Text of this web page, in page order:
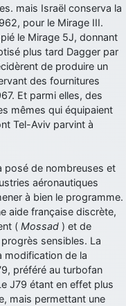
lycées militaires
pas faire de mal !
après une prépa
temps devant toi
de première
je savoir que faire après
de l'armée de l'air?
nous aimerions avoir
de l'air de la haute -volta
les pieds, j’avoue
on… Merci à toi.
accessoires de personne
mais ça devrait aller
mais Israël conserva la
pour le Mirage III.
le Mirage 5J, donnant
plus tard Dagger par
de produire un
des fournitures
Et parmi elles, des
mêmes qui équipaient
Tel-Aviv parvint à
posé de nombreuses et
aéronautiques
à bien le programme.
aide française discrète,
( Mossad ) et de
sensibles. La
modification de la
préféré au turbofan
J79 étant en effet plus
mais permettant une